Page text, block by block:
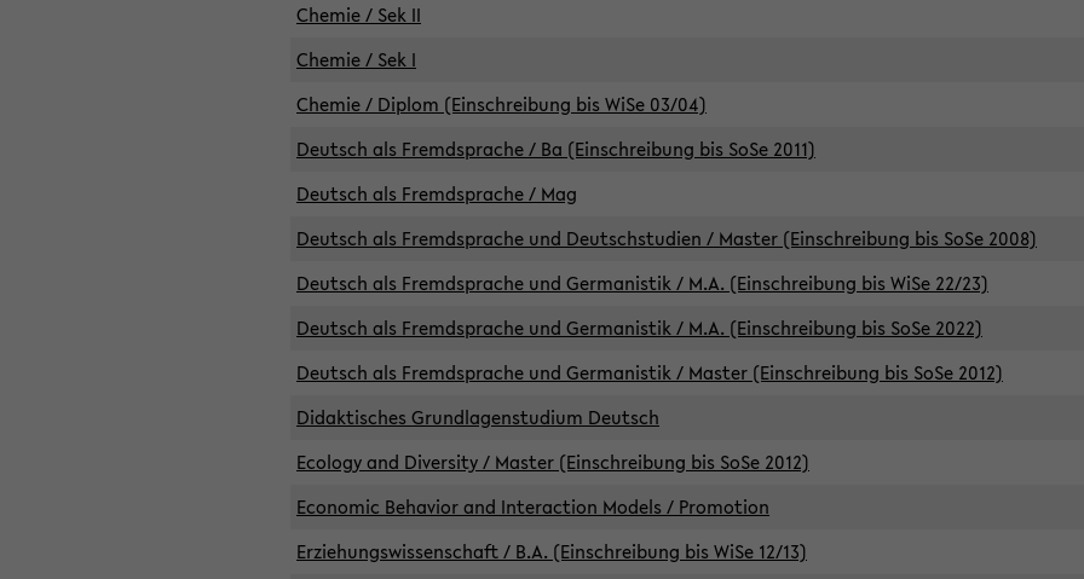
Chemie / Sek II
Chemie / Sek I
Chemie / Diplom (Einschreibung bis WiSe 03/04)
Deutsch als Fremdsprache / Ba (Einschreibung bis SoSe 2011)
Deutsch als Fremdsprache / Mag
Deutsch als Fremdsprache und Deutschstudien / Master (Einschreibung bis SoSe 2008)
Deutsch als Fremdsprache und Germanistik / M.A. (Einschreibung bis WiSe 22/23)
Deutsch als Fremdsprache und Germanistik / M.A. (Einschreibung bis SoSe 2022)
Deutsch als Fremdsprache und Germanistik / Master (Einschreibung bis SoSe 2012)
Didaktisches Grundlagenstudium Deutsch
Ecology and Diversity / Master (Einschreibung bis SoSe 2012)
Economic Behavior and Interaction Models / Promotion
Erziehungswissenschaft / B.A. (Einschreibung bis WiSe 12/13)